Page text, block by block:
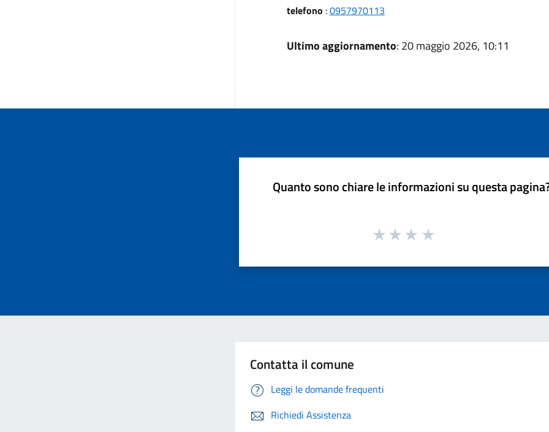
telefono :0957970113
Ultimo aggiornamento: 20 maggio 2026, 10:11
Quanto sono chiare le informazioni su questa
Contatta il comune
Leggi le domande frequenti
Richiedi Assistenza